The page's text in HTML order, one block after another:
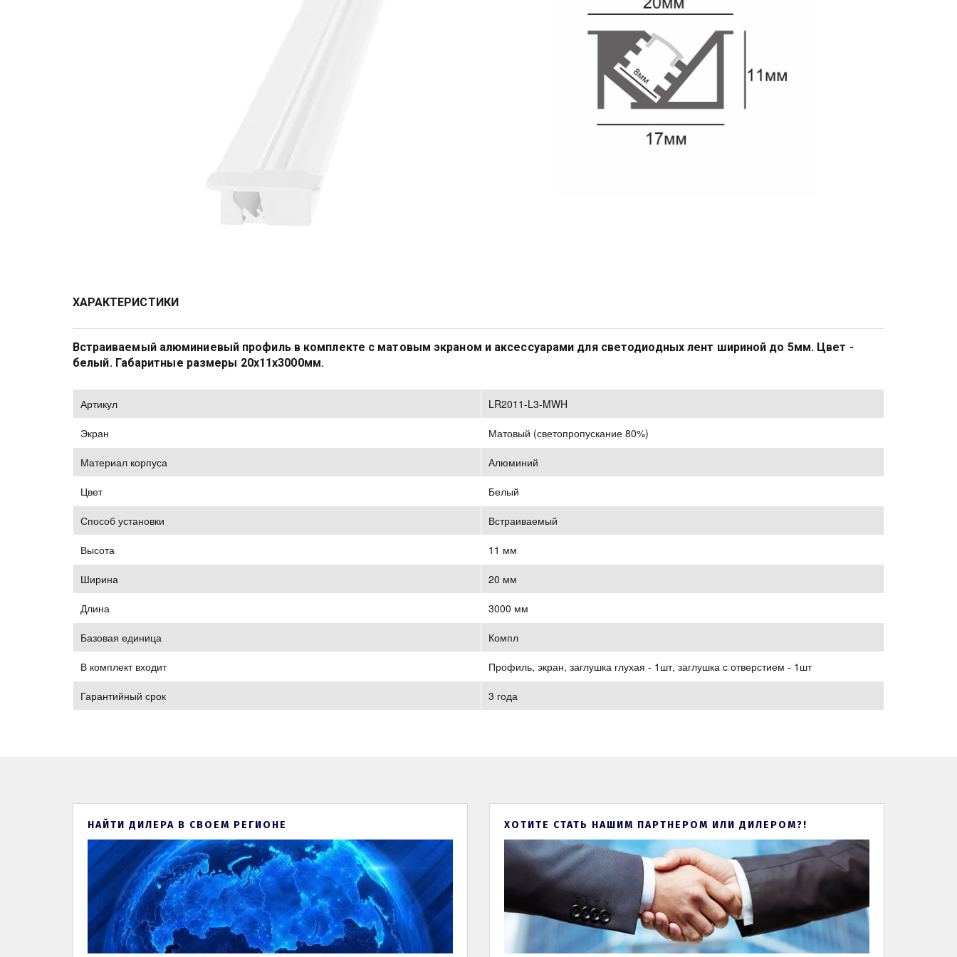
ХАРАКТЕРИСТИКИ
Встраиваемый алюминиевый профиль в комплекте с матовым экраном и аксессуарами для светодиодных лент шириной до 5мм. Цвет -
белый. Габаритные размеры 20х11х3000мм.
Артикул LR2011-L3-MWH
Экран Матовый (светопропускание 80%)
Материал корпуса Алюминий
Цвет Белый
Способ установки Встраиваемый
Высота 11 мм
Ширина 20 мм
Длина 3000 мм
Базовая единица Компл
В комплект входит Профиль, экран, заглушка глухая - 1шт, заглушка с отверстием - 1шт
Гарантийный срок 3 года
НАЙТИ ДИЛЕРА В СВОЕМ РЕГИОНЕ ХОТИТЕ СТАТЬ НАШИМ ПАРТНЕРОМ ИЛИ ДИЛЕРОМ?!